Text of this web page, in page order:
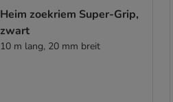
Heim zoekriem Super-Grip,
zwart
10 m lang, 20 mm breit